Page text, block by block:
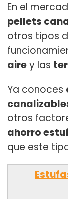
En el
pellets
otros tipos
airey las
Ya conoces
otros
ahorro
que este